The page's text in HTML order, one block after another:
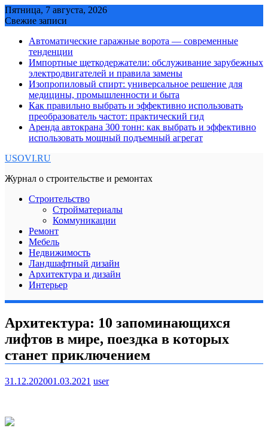
Skip
to
Пятница, 7 августа, 2026
Свежие записи
Автоматические гаражные ворота — современные
тенденции
Импортные щеткодержатели: обслуживание зарубежных
электродвигателей и правила замены
Изопропиловый спирт: универсальное решение для
медицины, промышленности и быта
Как правильно выбрать и эффективно использовать
преобразователь частот: практический гид
Аренда автокрана 300 тонн: как выбрать и эффективно
использовать мощный подъемный агрегат
USOVI.RU
Журнал о строительстве и ремонтах
Строительство
Стройматериалы
Коммуникации
Ремонт
Мебель
Недвижимость
Ландшафтный дизайн
Архитектура и дизайн
Интерьер
Архитектура: 10 запоминающихся
лифтов в мире, поездка в которых
станет приключением
31.12.202001.03.2021 user